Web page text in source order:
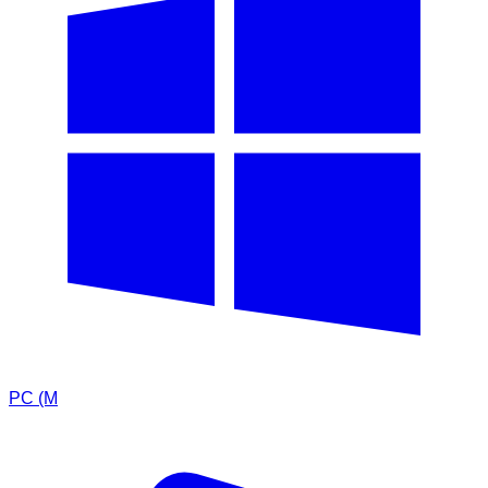
PC (M